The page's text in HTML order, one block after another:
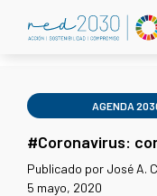
AGENDA
#Coronavirus:
Publicado por José A.
5 mayo, 2020